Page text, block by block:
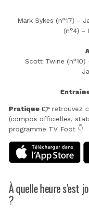
Mark Sykes (n°17) -
(n°4) -
Scott Twine (n°10)
Pratique 👉retrouvez
(compos officielles,
programme TV Foot 👇
À quelle heure s'est
?